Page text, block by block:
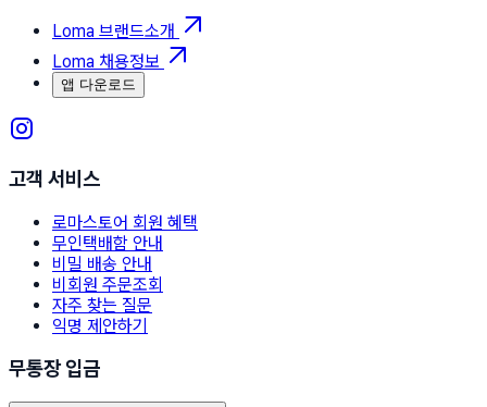
Loma 브랜드소개
Loma 채용정보
앱 다운로드
고객 서비스
로마스토어 회원 혜택
무인택배함 안내
비밀 배송 안내
비회원 주문조회
자주 찾는 질문
익명 제안하기
무통장 입금